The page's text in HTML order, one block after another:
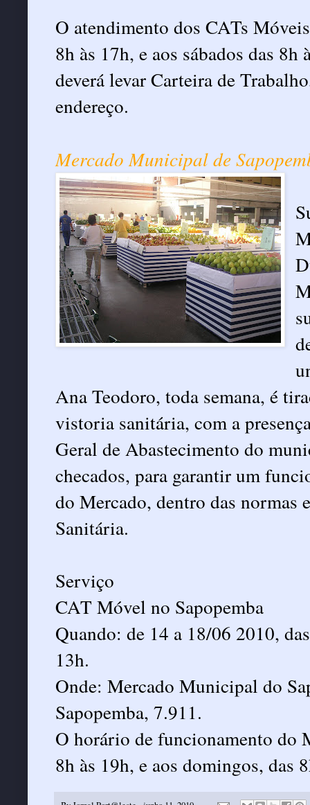
O atendimento dos CATs
8h às 17h, e aos sábados das
deverá levar Carteira de
endereço.
Mercado Municipal de
Ana Teodoro, toda semana, é
vistoria sanitária, com a
Geral de Abastecimento do
checados, para garantir um
do Mercado, dentro das
Sanitária.
Serviço
CAT Móvel no Sapopemba
Quando: de 14 a 18/06 2010,
13h.
Onde: Mercado Municipal do
Sapopemba, 7.911.
O horário de funcionamento do
8h às 19h, e aos domingos, das